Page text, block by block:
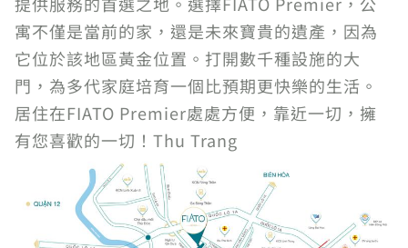
寓不僅是當前的家，還是未來寶貴的遺產，因為
它位於該地區黃金位置。打開數千種設施的大
門，為多代家庭培育一個比預期更快樂的生活。
居住在FIATO Premier處處方便，靠近一切，擁
有您喜歡的一切！Thu Trang